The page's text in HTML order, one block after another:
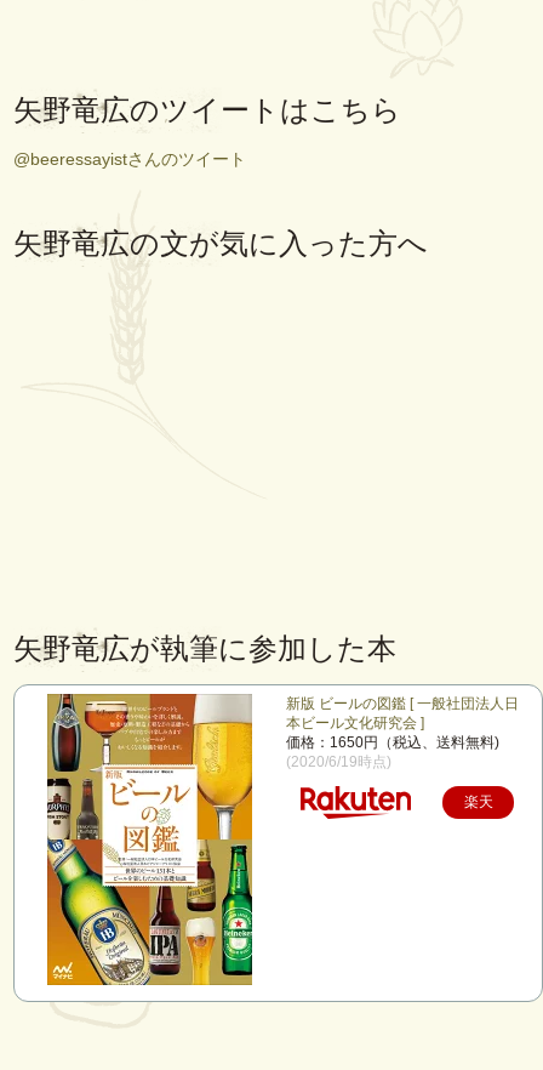
矢野竜広のツイートはこちら
@beeressayistさんのツイート
矢野竜広の文が気に入った方へ
矢野竜広が執筆に参加した本
新版 ビールの図鑑 [ 一般社団法人日
本ビール文化研究会 ]
価格：1650円（税込、送料無料)
(2020/6/19時点)
楽天